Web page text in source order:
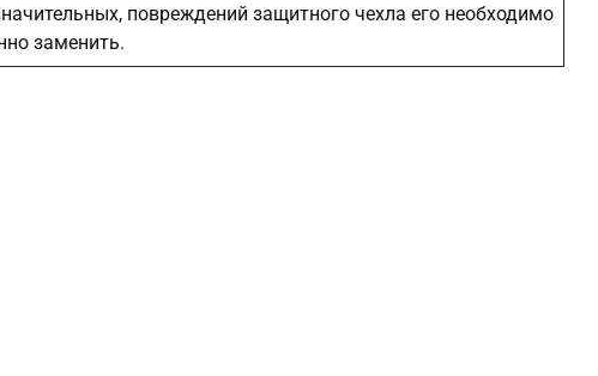
повреждений защитного чехла его необходимо
заменить.